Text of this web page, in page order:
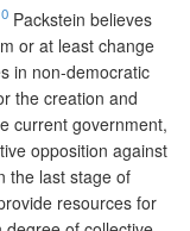
Packstein believes
or at least change
in non-democratic
the creation and
current government,
opposition against
the last stage of
resources for